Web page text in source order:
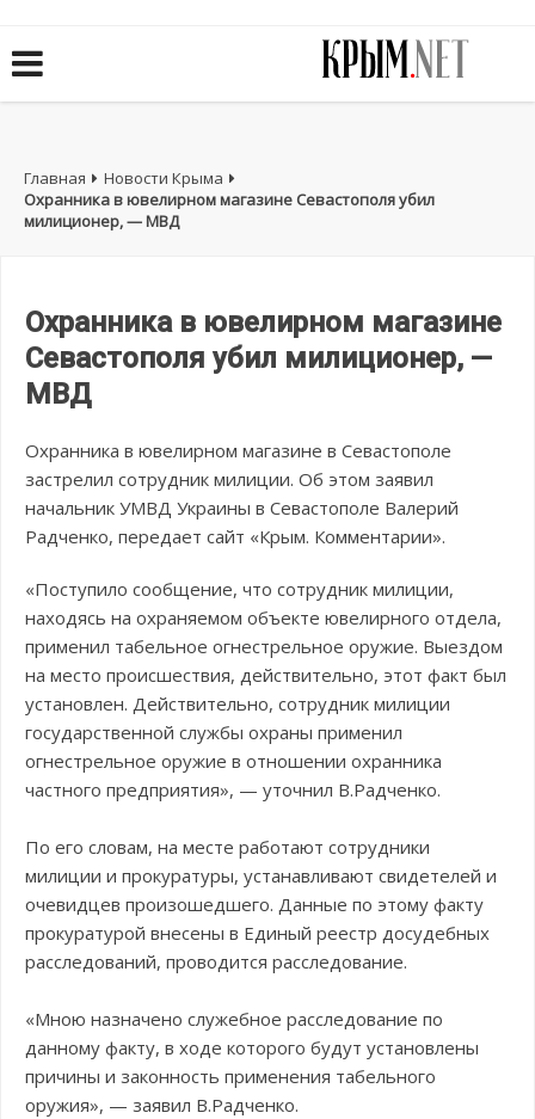
Главная
Новости Крыма
Охранника в ювелирном магазине Севастополя убил
милиционер, — МВД
Охранника в ювелирном магазине
Севастополя убил милиционер, —
МВД
Охранника в ювелирном магазине в Севастополе
застрелил сотрудник милиции. Об этом заявил
начальник УМВД Украины в Севастополе Валерий
Радченко, передает сайт «Крым. Комментарии».
«Поступило сообщение, что сотрудник милиции,
находясь на охраняемом объекте ювелирного отдела,
применил табельное огнестрельное оружие. Выездом
на место происшествия, действительно, этот факт был
установлен. Действительно, сотрудник милиции
государственной службы охраны применил
огнестрельное оружие в отношении охранника
частного предприятия», — уточнил В.Радченко.
По его словам, на месте работают сотрудники
милиции и прокуратуры, устанавливают свидетелей и
очевидцев произошедшего. Данные по этому факту
прокуратурой внесены в Единый реестр досудебных
расследований, проводится расследование.
«Мною назначено служебное расследование по
данному факту, в ходе которого будут установлены
причины и законность применения табельного
оружия», — заявил В.Радченко.